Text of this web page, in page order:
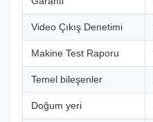
Video Çıkış Denetimi
Makine Test Raporu
Temel bileşenler
Doğum yeri